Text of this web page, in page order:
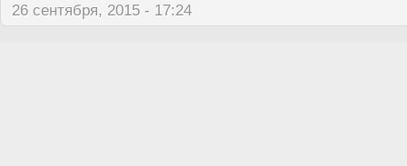
26 сентября, 2015 - 17:24